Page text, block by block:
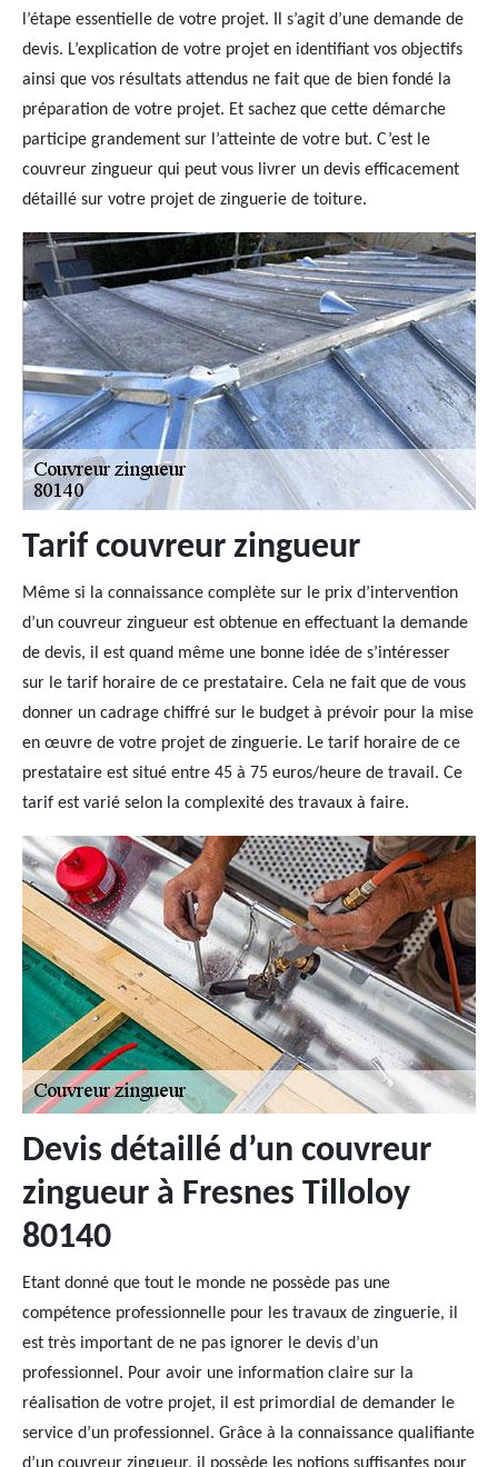
l’étape essentielle de votre projet. Il s’agit d’une demande de
devis. L’explication de votre projet en identifiant vos objectifs
ainsi que vos résultats attendus ne fait que de bien fondé la
préparation de votre projet. Et sachez que cette démarche
participe grandement sur l’atteinte de votre but. C’est le
couvreur zingueur qui peut vous livrer un devis efficacement
détaillé sur votre projet de zinguerie de toiture.
Tarif couvreur zingueur
Même si la connaissance complète sur le prix d’intervention
d’un couvreur zingueur est obtenue en effectuant la demande
de devis, il est quand même une bonne idée de s’intéresser
sur le tarif horaire de ce prestataire. Cela ne fait que de vous
donner un cadrage chiffré sur le budget à prévoir pour la mise
en œuvre de votre projet de zinguerie. Le tarif horaire de ce
prestataire est situé entre 45 à 75 euros/heure de travail. Ce
tarif est varié selon la complexité des travaux à faire.
Devis détaillé d’un couvreur
zingueur à Fresnes Tilloloy
80140
Etant donné que tout le monde ne possède pas une
compétence professionnelle pour les travaux de zinguerie, il
est très important de ne pas ignorer le devis d’un
professionnel. Pour avoir une information claire sur la
réalisation de votre projet, il est primordial de demander le
service d’un professionnel. Grâce à la connaissance qualifiante